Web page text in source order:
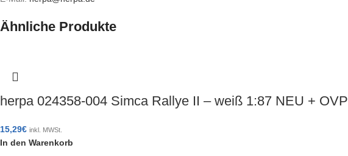
Ähnliche Produkte
herpa 024358-004 Simca Rallye II – weiß 1:87 NEU + OVP
15,29€ inkl. MWSt.
In den Warenkorb